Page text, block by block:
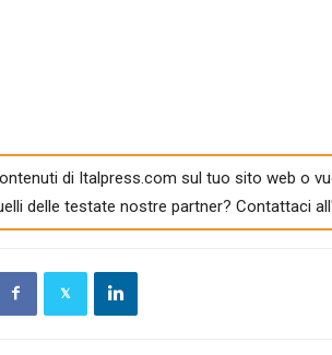
di Italpress.com sul tuo sito web o
delle testate nostre partner? Contattaci